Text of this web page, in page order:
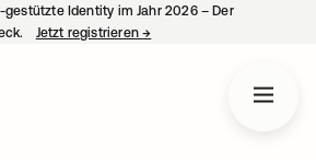
gestützte Identity im Jahr 2026 – Der
Jetzt registrieren→